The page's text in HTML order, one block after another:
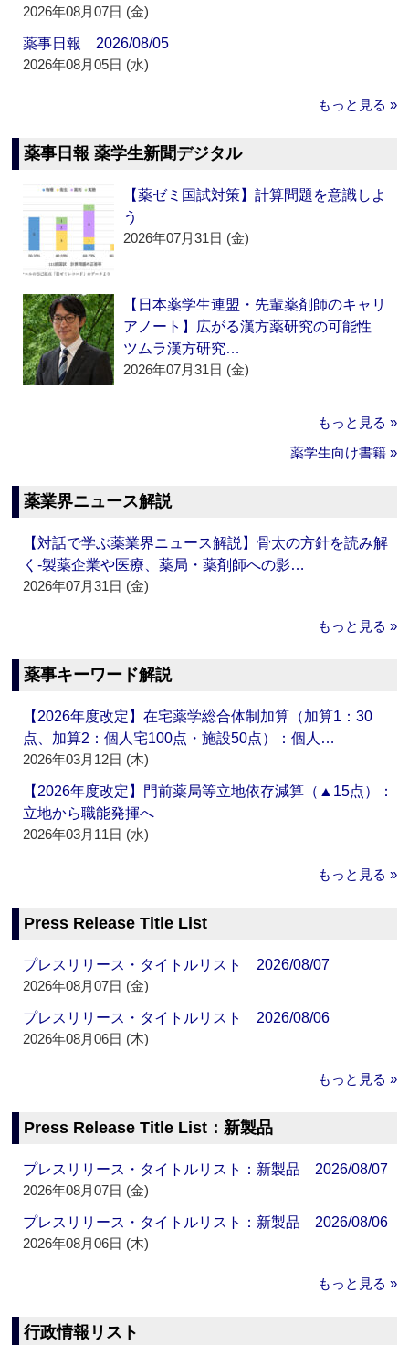
2026年08月07日 (金)
薬事日報 2026/08/05
2026年08月05日 (水)
もっと見る »
薬事日報 薬学生新聞デジタル
【薬ゼミ国試対策】計算問題を意識しよ
う
2026年07月31日 (金)
【日本薬学生連盟・先輩薬剤師のキャリ
アノート】広がる漢方薬研究の可能性
ツムラ漢方研究…
2026年07月31日 (金)
もっと見る »
薬学生向け書籍 »
薬業界ニュース解説
【対話で学ぶ薬業界ニュース解説】骨太の方針を読み解
く‐製薬企業や医療、薬局・薬剤師への影…
2026年07月31日 (金)
もっと見る »
薬事キーワード解説
【2026年度改定】在宅薬学総合体制加算（加算1：30
点、加算2：個人宅100点・施設50点）：個人…
2026年03月12日 (木)
【2026年度改定】門前薬局等立地依存減算（▲15点）：
立地から職能発揮へ
2026年03月11日 (水)
もっと見る »
Press Release Title List
プレスリリース・タイトルリスト 2026/08/07
2026年08月07日 (金)
プレスリリース・タイトルリスト 2026/08/06
2026年08月06日 (木)
もっと見る »
Press Release Title List：新製品
プレスリリース・タイトルリスト：新製品 2026/08/07
2026年08月07日 (金)
プレスリリース・タイトルリスト：新製品 2026/08/06
2026年08月06日 (木)
もっと見る »
行政情報リスト